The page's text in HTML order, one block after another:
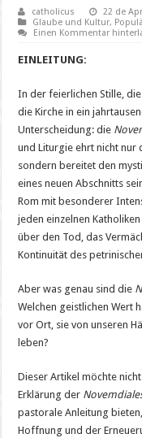
catholicus
22 de
Glaube und Kultur,
Einen Kommentar
EINLEITUNG:
In der feierlichen Stille,
die Kirche in ein
Unterscheidung: die
und Liturgie ehrt nicht nur
sondern bereitet den
eines neuen Abschnitts
Rom mit besonderer
jeden einzelnen
über den Tod, das
Kontinuität des
Aber was genau sind die
Welchen geistlichen Wert
vor Ort, sie von unseren
leben?
Dieser Artikel möchte
Erklärung der
pastorale Anleitung
Hoffnung und der